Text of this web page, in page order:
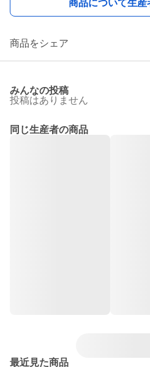
商品について生産
商品をシェア
みんなの投稿
投稿はありません
同じ生産者の商品
最近見た商品